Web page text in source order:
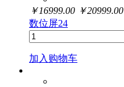
￥16999.00 ￥20999.00
数位屏24
加入购物车